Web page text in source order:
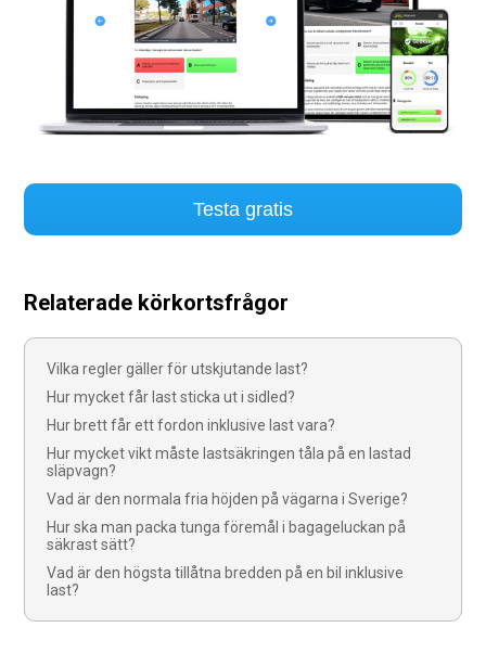
Testa gratis
Relaterade körkortsfrågor
Vilka regler gäller för utskjutande last?
Hur mycket får last sticka ut i sidled?
Hur brett får ett fordon inklusive last vara?
Hur mycket vikt måste lastsäkringen tåla på en lastad
släpvagn?
Vad är den normala fria höjden på vägarna i Sverige?
Hur ska man packa tunga föremål i bagageluckan på
säkrast sätt?
Vad är den högsta tillåtna bredden på en bil inklusive
last?